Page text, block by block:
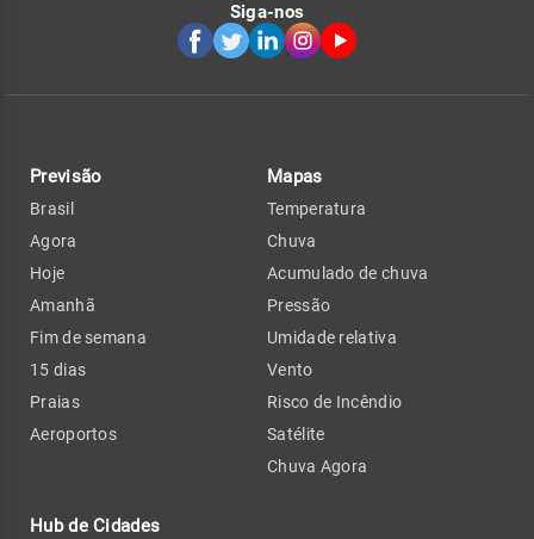
Siga-nos
Previsão
Brasil
Agora
Hoje
Amanhã
Fim de semana
15 dias
Praias
Aeroportos
Hub de Cidades
Mapas
Temperatura
Chuva
Acumulado de chuva
Pressão
Umidade relativa
Vento
Risco de Incêndio
Satélite
Chuva Agora